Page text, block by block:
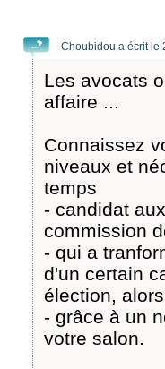
Choubidou a écrit le
Les avocats
affaire ...
Connaissez
niveaux et
temps
- candidat
commission
- qui a
d'un certain
élection,
- grâce à un
votre salon.